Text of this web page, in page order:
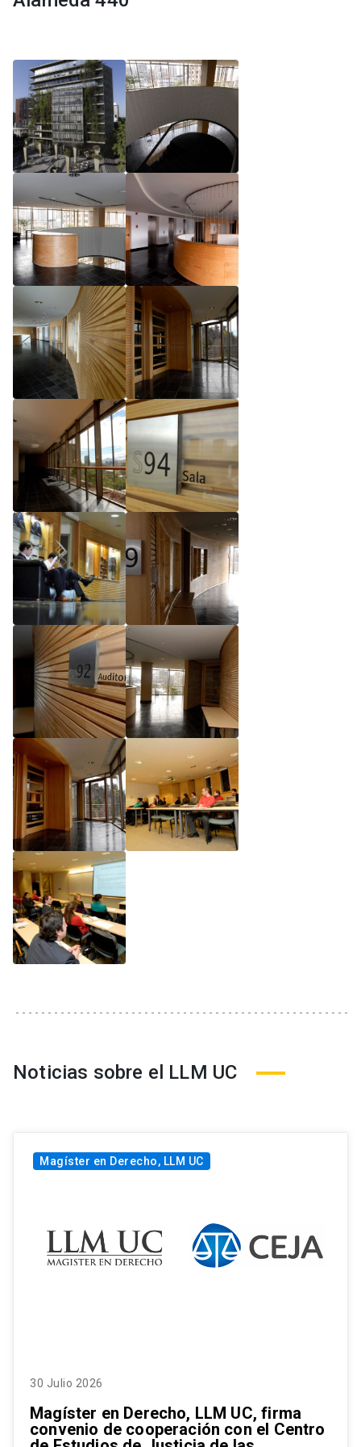
Reglamento de Magíster, Pontificia Universidad
Universidad Católica de Chile
Reglamento de Magíster, Pontificia Universidad
Católica de Chile LLM UC 2025
Reglamento de Seminarios de Graduación
Programa de Magíster en Derecho, LLM 2025
Noticias sobre el LLM UC
Magíster en Derecho, LLM UC
30 Julio 2026
Magíster en Derecho, LLM UC, firma
convenio de cooperación con el Centro